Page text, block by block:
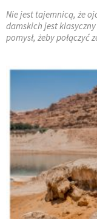
Nie jest tajemnicą, że
damskich jest
pomysł, żeby